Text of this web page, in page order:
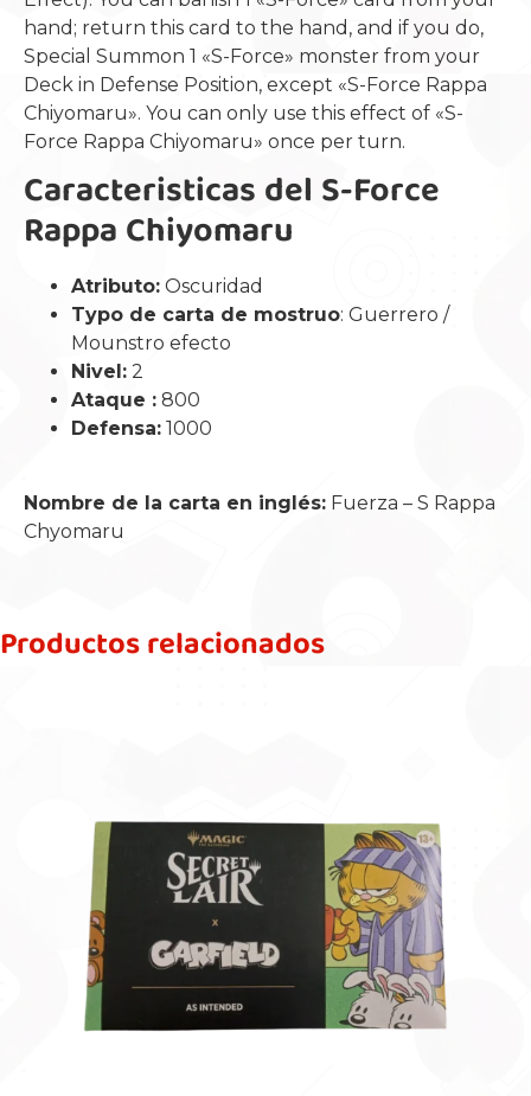
hand; return this card to the hand, and if you do,
Special Summon 1 «S-Force» monster from your
Deck in Defense Position, except «S-Force Rappa
Chiyomaru». You can only use this effect of «S-
Force Rappa Chiyomaru» once per turn.
Caracteristicas del S-Force
Rappa Chiyomaru
Atributo: Oscuridad
Typo de carta de mostruo: Guerrero /
Mounstro efecto
Nivel: 2
Ataque : 800
Defensa: 1000
Nombre de la carta en inglés: Fuerza – S Rappa
Chyomaru
Productos relacionados